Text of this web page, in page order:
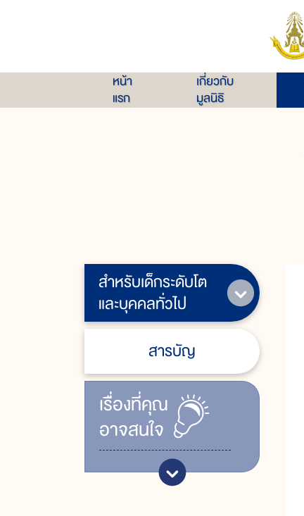
หน้า
แรก
เกี่ยวกับ
มูลนิธิ
สำหรับเด็กระดับโต
และบุคคลทั่วไป
สารบัญ
เรื่ิองที่คุณ
อาจสนใจ